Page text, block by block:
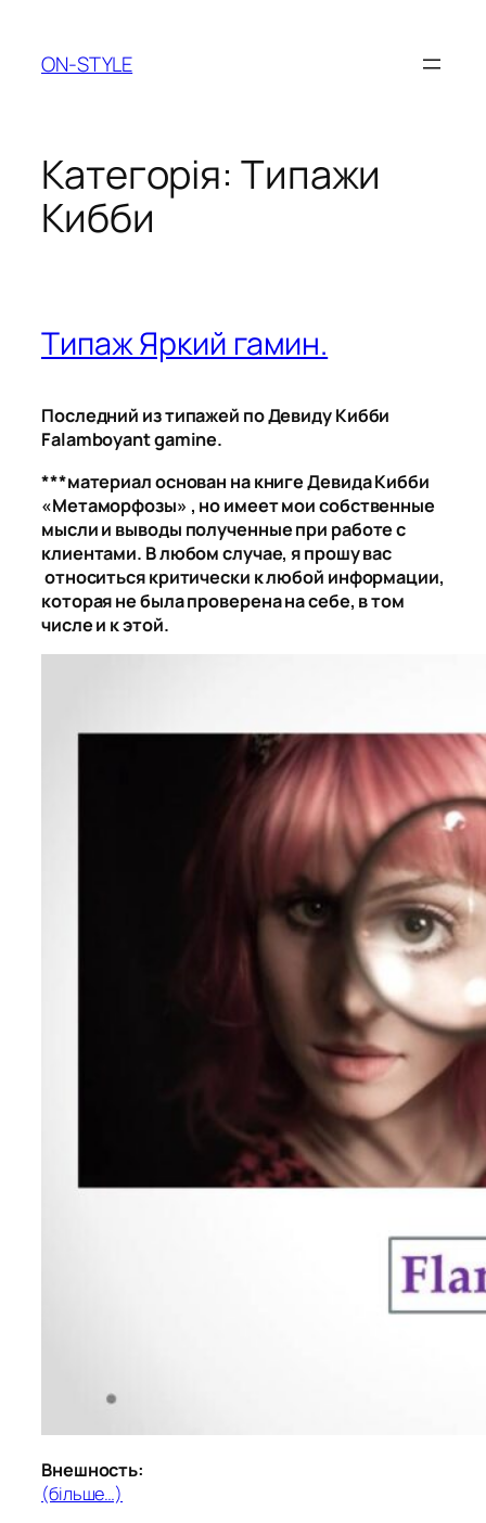
вмісту
ON-STYLE
Категорія: Типажи
Кибби
Типаж Яркий гамин.
Последний из типажей по Девиду Кибби
Falamboyant gamine.
***материал основан на книге Девида Кибби
«Метаморфозы» , но имеет мои собственные
мысли и выводы полученные при работе с
клиентами. В любом случае, я прошу вас
относиться критически к любой информации,
которая не была проверена на себе, в том
числе и к этой.
Внешность:
(більше…)